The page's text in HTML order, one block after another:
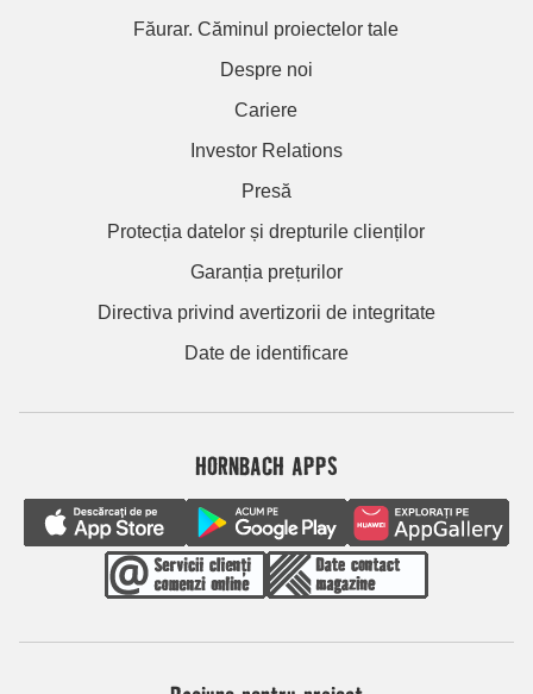
Făurar. Căminul proiectelor tale
Despre noi
Cariere
Investor Relations
Presă
Protecția datelor și drepturile clienților
Garanția prețurilor
Directiva privind avertizorii de integritate
Date de identificare
HORNBACH APPS